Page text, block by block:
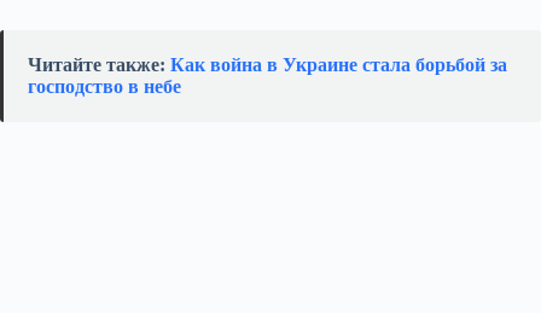
Читайте также: Как война в Украине стала борьбой за
господство в небе